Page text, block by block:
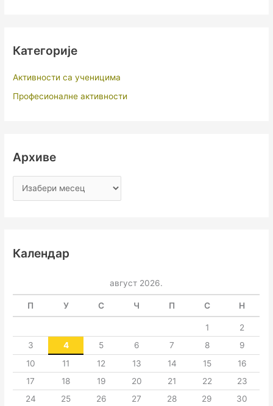
Категорије
Активности са ученицима
Професионалне активности
Архиве
Календар
август 2026.
П У С Ч П С Н
1
2
3
4 5 6 7 8
9
10
11 12 13 14 15
16
17
18 19 20 21 22
23
24
25 26 27 28 29
30